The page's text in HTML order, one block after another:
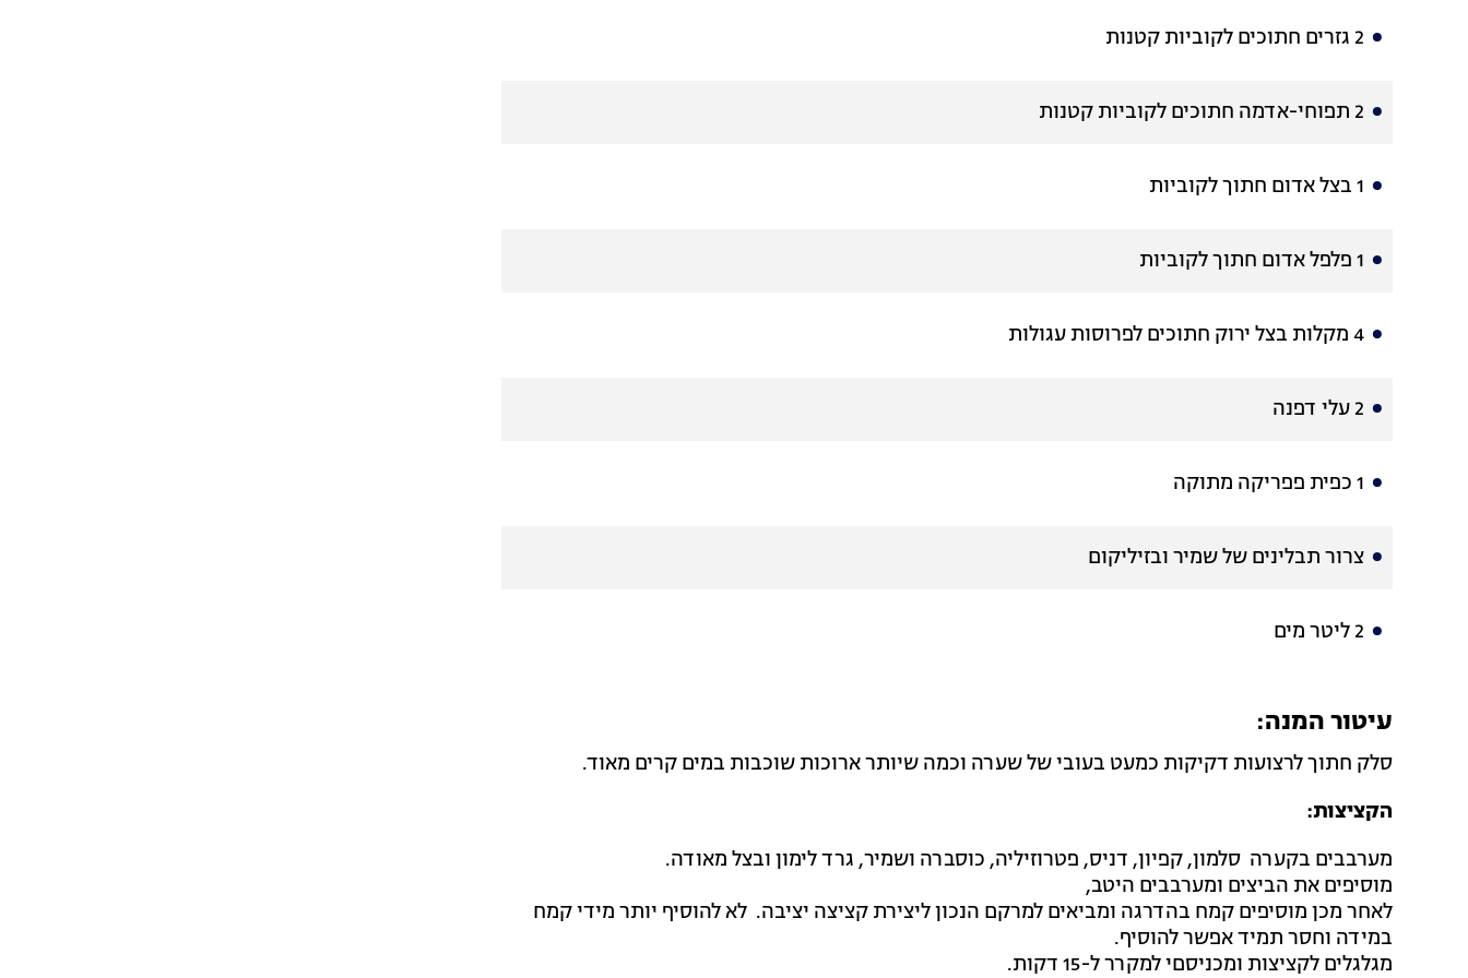
2 גזרים חתוכים לקוביות קטנות
2 תפוחי-אדמה חתוכים לקוביות קטנות
1 בצל אדום חתוך לקוביות
1 פלפל אדום חתוך לקוביות
4 מקלות בצל ירוק חתוכים לפרוסות עגולות
2 עלי דפנה
1 כפית פפריקה מתוקה
צרור תבלינים של שמיר ובזיליקום
2 ליטר מים
עיטור המנה:
סלק חתוך לרצועות דקיקות כמעט בעובי של שערה וכמה שיותר ארוכות שוכבות במים קרים מאוד.
הקציצות:
מערבבים בקערה סלמון, קפיון, דניס, פטרוזיליה, כוסברה ושמיר, גרד לימון ובצל מאודה.
מוסיפים את הביצים ומערבבים היטב,
לאחר מכן מוסיפים קמח בהדרגה ומביאים למרקם הנכון ליצירת קציצה יציבה. לא להוסיף יותר מידי קמח
במידה וחסר תמיד אפשר להוסיף.
מגלגלים לקציצות ומכניסםי למקרר ל-15 דקות.